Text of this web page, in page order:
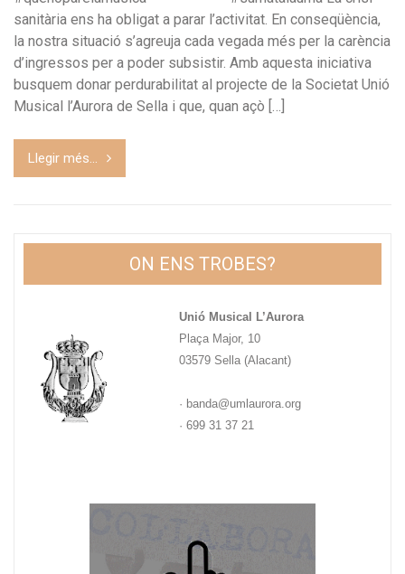
sanitària ens ha obligat a parar l’activitat. En conseqüència,
la nostra situació s’agreuja cada vegada més per la carència
d’ingressos per a poder subsistir. Amb aquesta iniciativa
busquem donar perdurabilitat al projecte de la Societat Unió
Musical l’Aurora de Sella i que, quan açò […]
Llegir més...
ON ENS TROBES?
Unió Musical L’Aurora
Plaça Major, 10
03579 Sella (Alacant)
· banda@umlaurora.org
· 699 31 37 21